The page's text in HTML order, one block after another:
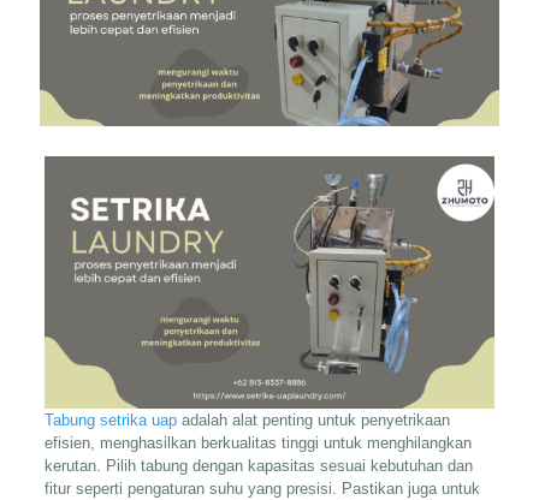
Tabung setrika uapadalah alat penting untuk penyetrikaan
efisien, menghasilkan berkualitas tinggi untuk menghilangkan
kerutan. Pilih tabung dengan kapasitas sesuai kebutuhan dan
fitur seperti pengaturan suhu yang presisi. Pastikan juga untuk